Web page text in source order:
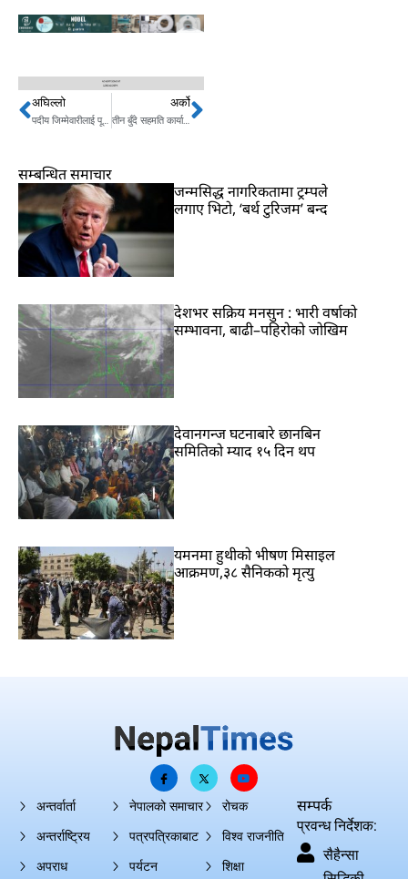
Prev
अघिल्लो
पदीय जिम्मेवारीलाई पूरा गर्नुपर्छ भन्नेमा सचेत छु : सभामुख सापकोटा
अर्को
तीन बुँदे सहमति कार्यान्वयन नभएकोमा विप्लवको असन्तुष्टि, जटिल परिस्थित सिर्जना हुने चेतावनीNext
सम्बन्धित समाचार
जन्मसिद्ध नागरिकतामा ट्रम्पले
लगाए भिटो, ‘बर्थ टुरिजम’ बन्द
देशभर सक्रिय मनसुन : भारी वर्षाको
सम्भावना, बाढी–पहिरोको जोखिम
देवानगन्ज घटनाबारे छानबिन
समितिको म्याद १५ दिन थप
यमनमा हुथीको भीषण मिसाइल
आक्रमण,३८ सैनिकको मृत्यु
अन्तर्वार्ता
अन्तर्राष्ट्रिय
अपराध
नेपालको समाचार
पत्रपत्रिकाबाट
पर्यटन
रोचक
विश्व राजनीति
शिक्षा
सम्पर्क
प्रवन्ध निर्देशक:
सैहैन्सा